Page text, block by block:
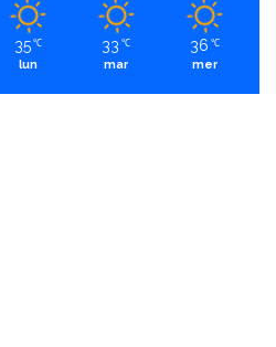
35 ℃
lun
33 ℃
mar
36 ℃
mer